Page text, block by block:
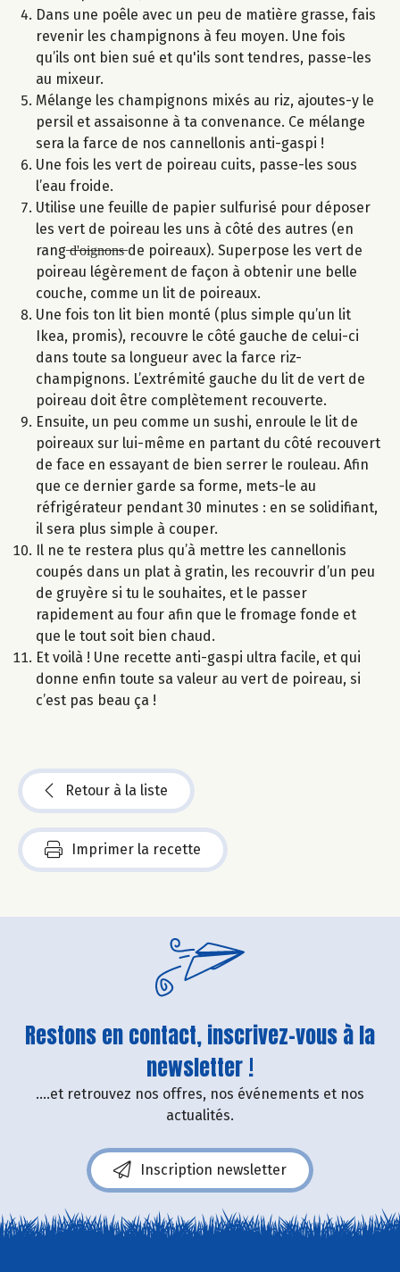
Dans une poêle avec un peu de matière grasse, fais
revenir les champignons à feu moyen. Une fois
qu’ils ont bien sué et qu'ils sont tendres, passe-les
au mixeur.
Mélange les champignons mixés au riz, ajoutes-y le
persil et assaisonne à ta convenance. Ce mélange
sera la farce de nos cannellonis anti-gaspi !
Une fois les vert de poireau cuits, passe-les sous
l’eau froide.
Utilise une feuille de papier sulfurisé pour déposer
les vert de poireau les uns à côté des autres (en
rang ̶d̶'̶o̶i̶g̶n̶o̶n̶s̶ de poireaux). Superpose les vert de
poireau légèrement de façon à obtenir une belle
couche, comme un lit de poireaux.
Une fois ton lit bien monté (plus simple qu’un lit
Ikea, promis), recouvre le côté gauche de celui-ci
dans toute sa longueur avec la farce riz-
champignons. L’extrémité gauche du lit de vert de
poireau doit être complètement recouverte.
Ensuite, un peu comme un sushi, enroule le lit de
poireaux sur lui-même en partant du côté recouvert
de face en essayant de bien serrer le rouleau. Afin
que ce dernier garde sa forme, mets-le au
réfrigérateur pendant 30 minutes : en se solidifiant,
il sera plus simple à couper.
Il ne te restera plus qu’à mettre les cannellonis
coupés dans un plat à gratin, les recouvrir d’un peu
de gruyère si tu le souhaites, et le passer
rapidement au four afin que le fromage fonde et
que le tout soit bien chaud.
Et voilà ! Une recette anti-gaspi ultra facile, et qui
donne enfin toute sa valeur au vert de poireau, si
c’est pas beau ça !
Retour à la liste
Imprimer la recette
Restons en contact, inscrivez-vous à la
newsletter !
....et retrouvez nos offres, nos événements et nos
actualités.
Inscription newsletter